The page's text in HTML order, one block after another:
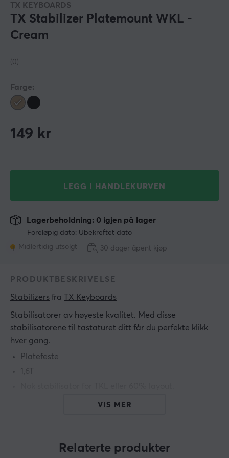
TX KEYBOARDS
TX Stabilizer Platemount WKL -
Cream
(0)
Farge:
149 kr
LEGG I HANDLEKURVEN
Foreløpig dato: Ubekreftet dato
Midlertidig utsolgt
Lagerbeholdning: 0 igjen på lager
30 dager åpent kjøp
PRODUKTBESKRIVELSE
Stabilizers fra TX Keyboards
Stabilisatorer av høyeste kvalitet. Med disse
stabilisatorene til tastaturet ditt får du perfekte klikk
hver gang.
Platefeste
1,6T
VIS MER
Relaterte produkter